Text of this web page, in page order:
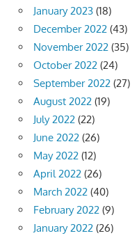
January 2023 (18)
December 2022 (43)
November 2022 (35)
October 2022 (24)
September 2022 (27)
August 2022 (19)
July 2022 (22)
June 2022 (26)
May 2022 (12)
April 2022 (26)
March 2022 (40)
February 2022 (9)
January 2022 (26)